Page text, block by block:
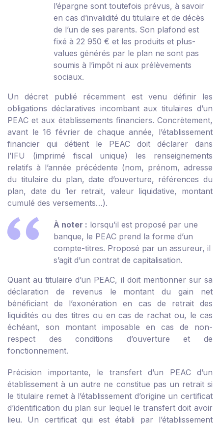
l’épargne sont toutefois prévus, à savoir
en cas d’invalidité du titulaire et de décès
de l’un de ses parents. Son plafond est
fixé à 22 950 € et les produits et plus-
values générés par le plan ne sont pas
soumis à l’impôt ni aux prélèvements
sociaux.
Un décret publié récemment est venu définir les
obligations déclaratives incombant aux titulaires d’un
PEAC et aux établissements financiers. Concrètement,
avant le 16 février de chaque année, l’établissement
financier qui détient le PEAC doit déclarer dans
l’IFU (imprimé fiscal unique) les renseignements
relatifs à l’année précédente (nom, prénom, adresse
du titulaire du plan, date d’ouverture, références du
plan, date du 1er retrait, valeur liquidative, montant
cumulé des versements…).
À noter : lorsqu’il est proposé par une
banque, le PEAC prend la forme d’un
compte-titres. Proposé par un assureur, il
s’agit d’un contrat de capitalisation.
Quant au titulaire d’un PEAC, il doit mentionner sur sa
déclaration de revenus le montant du gain net
bénéficiant de l’exonération en cas de retrait des
liquidités ou des titres ou en cas de rachat ou, le cas
échéant, son montant imposable en cas de non-
respect des conditions d’ouverture et de
fonctionnement.
Précision importante, le transfert d’un PEAC d’un
établissement à un autre ne constitue pas un retrait si
le titulaire remet à l’établissement d’origine un certificat
d’identification du plan sur lequel le transfert doit avoir
lieu. Un certificat qui est établi par l’établissement